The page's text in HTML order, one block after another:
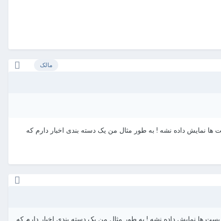
مالک
نمایش داده نشه ! به طور مثال من یک دسته بندی اخبار دارم که
ها نمایش داده نشه ! به طور مثال من یک دسته بندی اخبار دارم که